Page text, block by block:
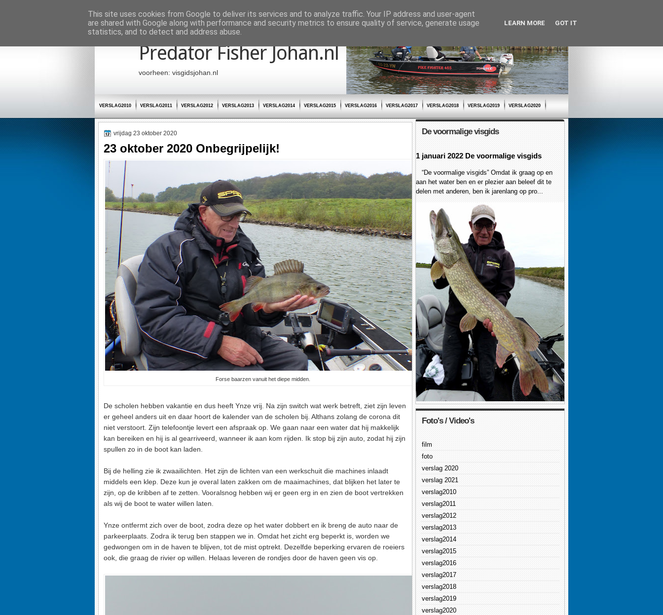
Startpagina
Predator Fisher Johan.nl
voorheen: visgidsjohan.nl
VERSLAG2010 VERSLAG2011 VERSLAG2012 VERSLAG2013 VERSLAG2014 VERSLAG2015 VERSLAG2016 VERSLAG2017 VERSLAG2018 VERSLAG2019 VERSLAG2020
vrijdag 23 oktober 2020
23 oktober 2020 Onbegrijpelijk!
Forse baarzen vanuit het diepe midden.
De scholen hebben vakantie en dus heeft Ynze vrij. Na zijn switch wat werk betreft, ziet zijn leven
er geheel anders uit en daar hoort de kalender van de scholen bij. Althans zolang de corona dit
niet verstoort. Zijn telefoontje levert een afspraak op. We gaan naar een water dat hij makkelijk
kan bereiken en hij is al gearriveerd, wanneer ik aan kom rijden. Ik stop bij zijn auto, zodat hij zijn
spullen zo in de boot kan laden.
Bij de helling zie ik zwaailichten. Het zijn de lichten van een werkschuit die machines inlaadt
middels een klep. Deze kun je overal laten zakken om de maaimachines, dat blijken het later te
zijn, op de kribben af te zetten. Vooralsnog hebben wij er geen erg in en zien de boot vertrekken
als wij de boot te water willen laten.
Ynze ontfermt zich over de boot, zodra deze op het water dobbert en ik breng de auto naar de
parkeerplaats. Zodra ik terug ben stappen we in. Omdat het zicht erg beperkt is, worden we
gedwongen om in de haven te blijven, tot de mist optrekt. Dezelfde beperking ervaren de roeiers
ook, die graag de rivier op willen. Helaas leveren de rondjes door de haven geen vis op.
De voormalige visgids
1 januari 2022 De voormalige visgids
“De voormalige visgids” Omdat ik graag op en
aan het water ben en er plezier aan beleef dit te
delen met anderen, ben ik jarenlang op pro...
Foto's / Video's
film
foto
verslag 2020
verslag 2021
verslag2010
verslag2011
verslag2012
verslag2013
verslag2014
verslag2015
verslag2016
verslag2017
verslag2018
verslag2019
verslag2020
This site uses cookies from Google to deliver its services and to analyze traffic. Your IP address and user-agent
are shared with Google along with performance and security metrics to ensure quality of service, generate usage
statistics, and to detect and address abuse.
LEARN MORE GOT IT